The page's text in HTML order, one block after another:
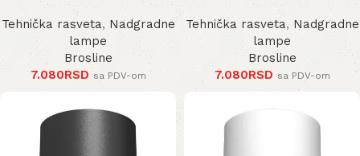
80 mm 100 mm
Tehnička rasveta,Nadgradne
lampe
Brosline
7.080RSD sa PDV-om
mm 100 mm
Tehnička rasveta, Nadgradne
lampe
Brosline
7.080RSD sa PDV-om